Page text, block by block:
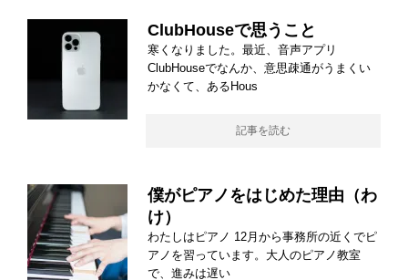
ClubHouseで思うこと
寒くなりました。最近、音声アプリ
ClubHouseでなんか、意思疎通がうまくい
かなくて、あるHous
記事を読む
僕がピアノをはじめた理由（わ
け）
わたしはピアノ 12月から事務所の近くでピ
アノを習っています。大人のピアノ教室
で、進みは遅い